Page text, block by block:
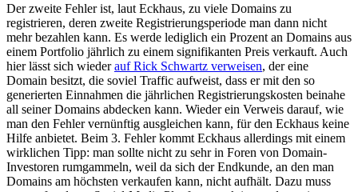
Der zweite Fehler ist, laut Eckhaus, zu viele Domains zu
registrieren, deren zweite Registrierungsperiode man dann nicht
mehr bezahlen kann. Es werde lediglich ein Prozent an Domains aus
einem Portfolio jährlich zu einem signifikanten Preis verkauft. Auch
hier lässt sich wiederauf Rick Schwartz verweisen, der eine
Domain besitzt, die soviel Traffic aufweist, dass er mit den so
generierten Einnahmen die jährlichen Registrierungskosten beinahe
all seiner Domains abdecken kann. Wieder ein Verweis darauf, wie
man den Fehler vernünftig ausgleichen kann, für den Eckhaus keine
Hilfe anbietet. Beim 3. Fehler kommt Eckhaus allerdings mit einem
wirklichen Tipp: man sollte nicht zu sehr in Foren von Domain-
Investoren rumgammeln, weil da sich der Endkunde, an den man
Domains am höchsten verkaufen kann, nicht aufhält. Dazu muss